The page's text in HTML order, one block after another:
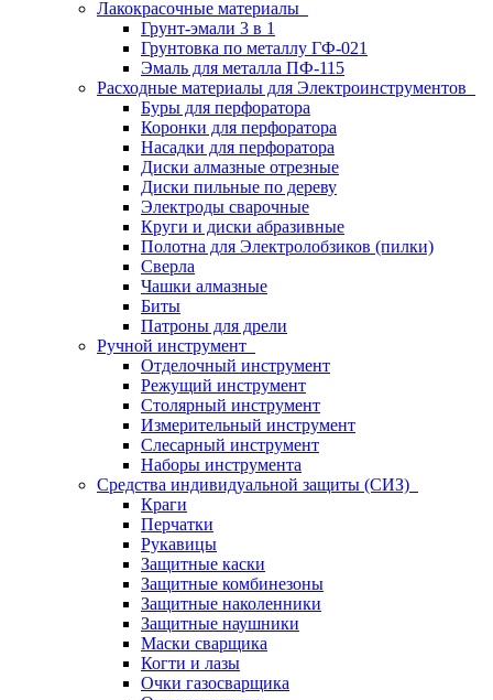
Лакокрасочные материалы
Грунт-эмали 3 в 1
Грунтовка по металлу ГФ-021
Эмаль для металла ПФ-115
Расходные материалы для Электроинструментов
Буры для перфоратора
Коронки для перфоратора
Насадки для перфоратора
Диски алмазные отрезные
Диски пильные по дереву
Электроды сварочные
Круги и диски абразивные
Полотна для Электролобзиков (пилки)
Сверла
Чашки алмазные
Биты
Патроны для дрели
Ручной инструмент
Отделочный инструмент
Режущий инструмент
Столярный инструмент
Измерительный инструмент
Слесарный инструмент
Наборы инструмента
Средства индивидуальной защиты (СИЗ)
Краги
Перчатки
Рукавицы
Защитные каски
Защитные комбинезоны
Защитные наколенники
Защитные наушники
Маски сварщика
Когти и лазы
Очки газосварщика